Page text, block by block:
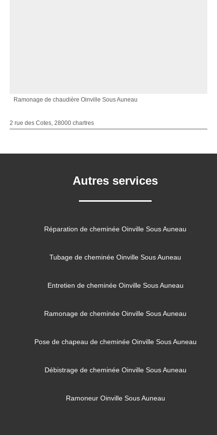
Ramonage de chaudière Oinville Sous Auneau
2 rue des Cotes, 28000 chartres
Autres services
Réparation de cheminée Oinville Sous Auneau
Tubage de cheminée Oinville Sous Auneau
Entretien de cheminée Oinville Sous Auneau
Ramonage de cheminée Oinville Sous Auneau
Pose de chapeau de cheminée Oinville Sous Auneau
Débistrage de cheminée Oinville Sous Auneau
Ramoneur Oinville Sous Auneau